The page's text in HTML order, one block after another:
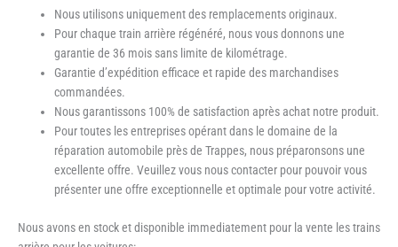
Nous utilisons uniquement des remplacements originaux.
Pour chaque train arrière régénéré, nous vous donnons une
garantie de 36 mois sans limite de kilométrage.
Garantie d’expédition efficace et rapide des marchandises
commandées.
Nous garantissons 100% de satisfaction après achat notre produit.
Pour toutes les entreprises opérant dans le domaine de la
réparation automobile près de Trappes, nous préparonsons une
excellente offre. Veuillez vous nous contacter pour pouvoir vous
présenter une offre exceptionnelle et optimale pour votre activité.
Nous avons en stock et disponible immediatement pour la vente les trains